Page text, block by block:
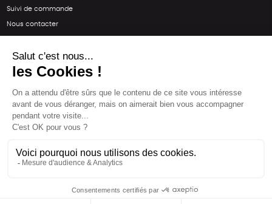
Suivi de commande
Nous contacter
SUIVEZ-NOUS
Une boutique élaborée avec par RGOODS